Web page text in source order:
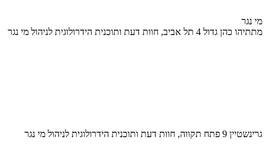
מי נגר
מתתיהו כהן גדול 4 תל אביב, חוות דעת ותוכנית הידרולוגית לניהול מי נגר
גרינשטיין 9 פתח תקווה, חוות דעת ותוכנית הידרולוגית לניהול מי נגר